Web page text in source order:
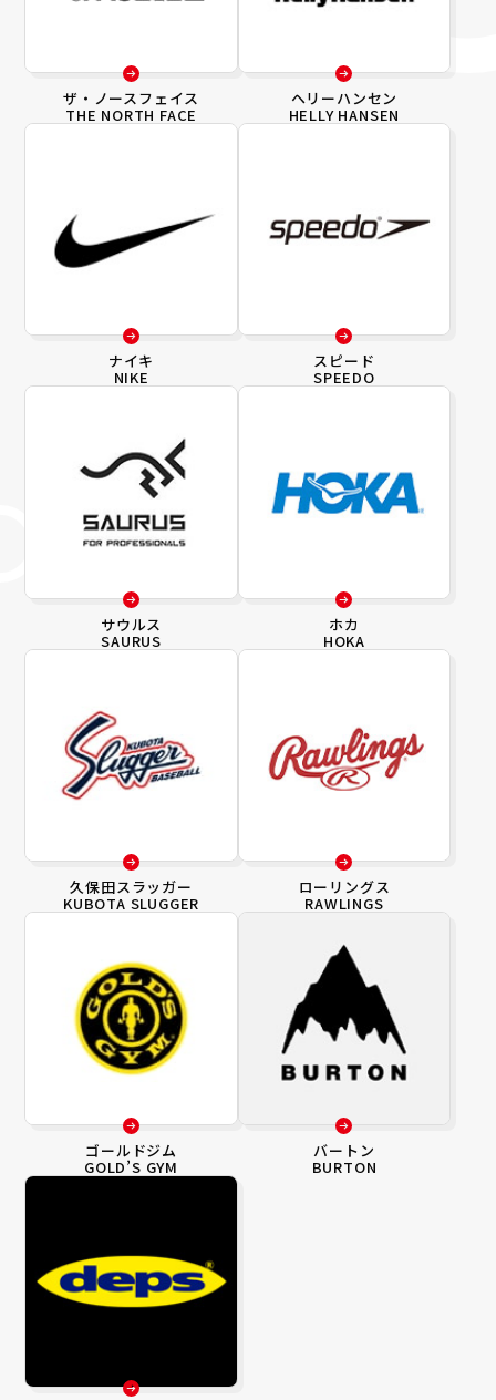
ザ・ノースフェイス
THE NORTH FACE
ヘリーハンセン
HELLY HANSEN
ナイキ
NIKE
スピード
SPEEDO
サウルス
SAURUS
ホカ
HOKA
久保田スラッガー
KUBOTA SLUGGER
ローリングス
RAWLINGS
ゴールドジム
GOLD’S GYM
バートン
BURTON